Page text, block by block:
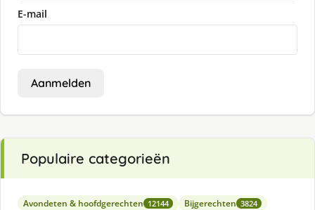
E-mail
Aanmelden
Populaire categorieën
Avondeten & hoofdgerechten 12144 Bijgerechten 3824